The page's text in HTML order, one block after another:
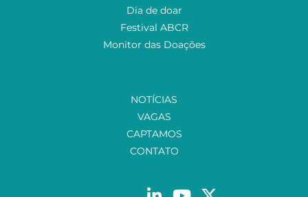
Dia de doar
Festival ABCR
Monitor das Doações
NOTÍCIAS
VAGAS
CAPTAMOS
CONTATO